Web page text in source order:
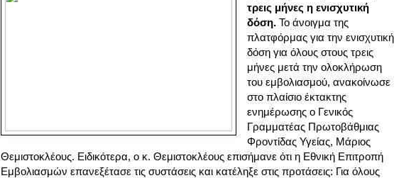
τρεις μήνες η ενισχυτική
δόση. Το άνοιγμα της
πλατφόρμας για την ενισχυτική
δόση για όλους στους τρεις
μήνες μετά την ολοκλήρωση
του εμβολιασμού, ανακοίνωσε
στο πλαίσιο έκτακτης
ενημέρωσης ο Γενικός
Γραμματέας Πρωτοβάθμιας
Φροντίδας Υγείας, Μάριος
Θεμιστοκλέους. Ειδικότερα, ο κ. Θεμιστοκλέους επισήμανε ότι η Εθνική Επιτροπή
Εμβολιασμών επανεξέτασε τις συστάσεις και κατέληξε στις προτάσεις: Για όλους